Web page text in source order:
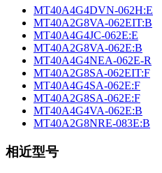
MT40A4G4DVN-062H:E
MT40A2G8VA-062EIT:B
MT40A4G4JC-062E:E
MT40A2G8VA-062E:B
MT40A4G4NEA-062E-R
MT40A2G8SA-062EIT:F
MT40A4G4SA-062E:F
MT40A2G8SA-062E:F
MT40A4G4VA-062E:B
MT40A2G8NRE-083E:B
相近型号